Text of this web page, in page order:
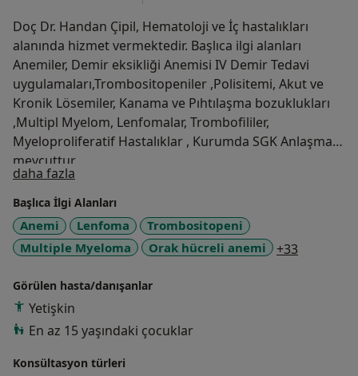
Doç Dr. Handan Çipil, Hematoloji ve İç hastalıkları
alanında hizmet vermektedir. Başlıca ilgi alanları
Anemiler, Demir eksikliği Anemisi IV Demir Tedavi
uygulamaları,Trombositopeniler ,Polisitemi, Akut ve
Kronik Lösemiler, Kanama ve Pıhtılaşma bozuklukları
,Multipl Myelom, Lenfomalar, Trombofililer,
Myeloproliferatif Hastalıklar , Kurumda SGK Anlaşması
mevcuttur
daha fazla
Başlıca İlgi Alanları
Anemi Lenfoma
Trombositopeni
Multiple Myeloma
Orak hücreli anemi +33
Görülen hasta/danışanlar
Yetişkin
En az 15 yaşındaki çocuklar
Konsültasyon türleri